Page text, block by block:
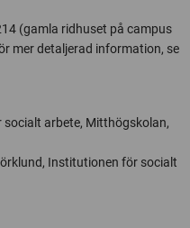
(gamla ridhuset på campus
mer detaljerad information, se
arbete, Mitthögskolan,
Institutionen för socialt